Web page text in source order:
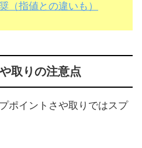
（指値との違いも）
取りの注意点
ポイントさや取りではスプ